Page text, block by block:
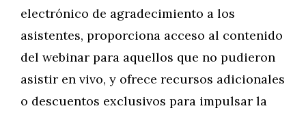
electrónico de agradecimiento a los
asistentes, proporciona acceso al contenido
del webinar para aquellos que no pudieron
asistir en vivo, y ofrece recursos adicionales
o descuentos exclusivos para impulsar la